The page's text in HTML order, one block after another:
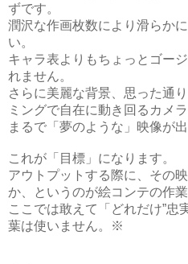
ずです。
潤沢な作画枚数により滑らか
い。
キャラ表よりもちょっとゴー
れません。
さらに美麗な背景、思った通
ミングで自在に動き回るカメラ
まるで「夢のような」映像が
これが「目標」になります。
アウトプットする際に、その
か、というのが絵コンテの作
ここでは敢えて「どれだけ”忠
葉は使いません。※